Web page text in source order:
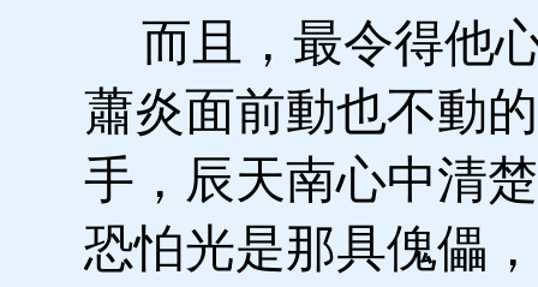
而且，最令得他
蕭炎面前動也不動
手，辰天南心中清
恐怕光是那具傀儡